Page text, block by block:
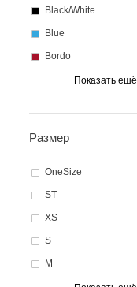
Black/White
Blue
Bordo
D.Grey
Dark Blue
Dark Grey
Ecru
F.Fuchsia
Fuchsia
Показать ешё
Размер
OneSize
ST
XS
S
M